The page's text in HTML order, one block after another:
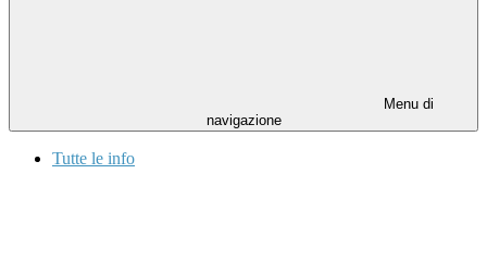
Menu di
navigazione
Tutte le info